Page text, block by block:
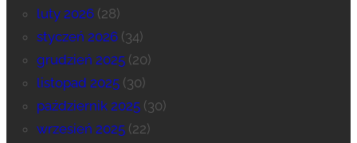
luty 2026(28)
styczeń 2026(34)
grudzień 2025(20)
listopad 2025(30)
październik 2025(30)
wrzesień 2025(22)